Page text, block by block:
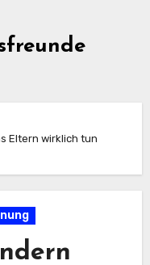
Eltern wirklich tun